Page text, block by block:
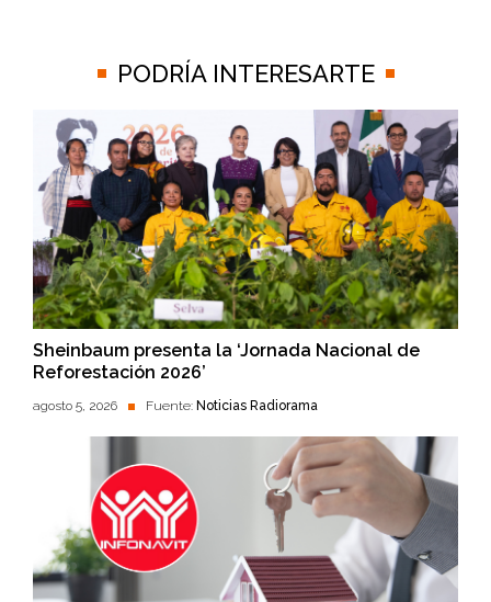
PODRÍA INTERESARTE
Sheinbaum presenta la ‘Jornada Nacional de
Reforestación 2026’
agosto 5, 2026 Fuente: Noticias Radiorama